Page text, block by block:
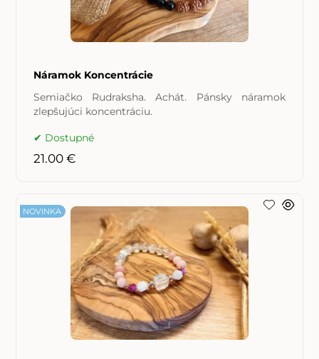
Náramok Koncentrácie
Semiačko Rudraksha. Achát. Pánsky náramok
zlepšujúci koncentráciu.
Dostupné
21.00 €
NOVINKA